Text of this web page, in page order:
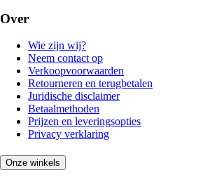
Over
Wie zijn wij?
Neem contact op
Verkoopvoorwaarden
Retourneren en terugbetalen
Juridische disclaimer
Betaalmethoden
Prijzen en leveringsopties
Privacy verklaring
Onze winkels